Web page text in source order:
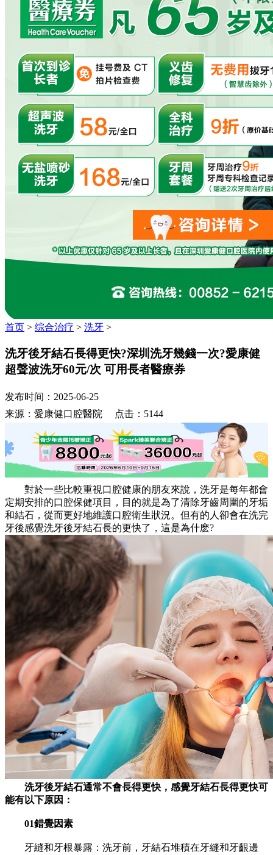
首页 > 综合治疗 > 洗牙 >
洗牙後牙結石長得更快?深圳洗牙幾錢一次?愛康健
超聲波洗牙60元/次 可用長者醫療券
发布时间：2025-06-25
来源：愛康健口腔醫院 点击：5144
對於一些比較重視口腔健康的朋友來說，洗牙是每年都會
定期安排的口腔保健項目，目的就是為了清除牙齒周圍的牙垢
和結石，從而更好地維護口腔衛生狀況。但有的人卻會在洗完
牙後感覺洗牙後牙結石長的更快了，這是為什麽?
洗牙後牙結石通常不會長得更快，感覺牙結石長得更快可
能有以下原因：
01錯覺因素
牙縫和牙根暴露：洗牙前，牙結石堆積在牙縫和牙齦邊